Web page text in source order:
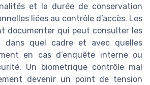
et la durée de conservation
liées au contrôle d’accès. Les
documenter qui peut consulter les
dans quel cadre et avec quelles
en cas d’enquête interne ou
Un biometrique contrôle mal
devenir un point de tension